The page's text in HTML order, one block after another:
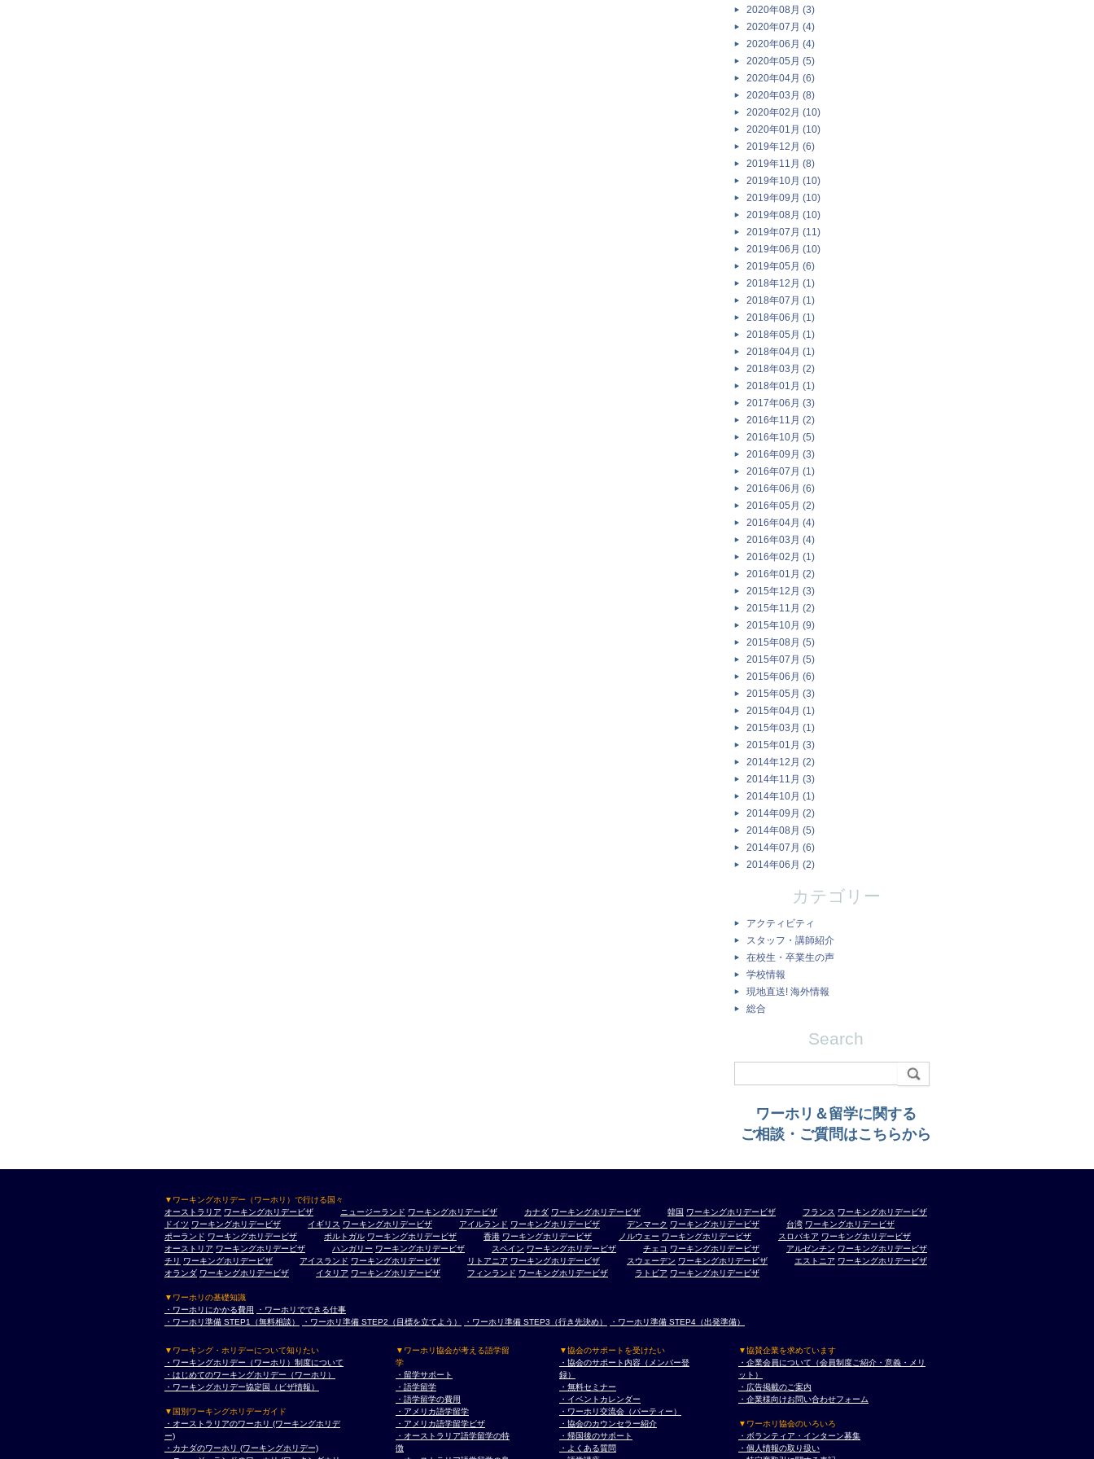
2020年08月 (3)
2020年07月 (4)
2020年06月 (4)
2020年05月 (5)
2020年04月 (6)
2020年03月 (8)
2020年02月 (10)
2020年01月 (10)
2019年12月 (6)
2019年11月 (8)
2019年10月 (10)
2019年09月 (10)
2019年08月 (10)
2019年07月 (11)
2019年06月 (10)
2019年05月 (6)
2018年12月 (1)
2018年07月 (1)
2018年06月 (1)
2018年05月 (1)
2018年04月 (1)
2018年03月 (2)
2018年01月 (1)
2017年06月 (3)
2016年11月 (2)
2016年10月 (5)
2016年09月 (3)
2016年07月 (1)
2016年06月 (6)
2016年05月 (2)
2016年04月 (4)
2016年03月 (4)
2016年02月 (1)
2016年01月 (2)
2015年12月 (3)
2015年11月 (2)
2015年10月 (9)
2015年08月 (5)
2015年07月 (5)
2015年06月 (6)
2015年05月 (3)
2015年04月 (1)
2015年03月 (1)
2015年01月 (3)
2014年12月 (2)
2014年11月 (3)
2014年10月 (1)
2014年09月 (2)
2014年08月 (5)
2014年07月 (6)
2014年06月 (2)
カテゴリー
アクティビティ
スタッフ・講師紹介
在校生・卒業生の声
学校情報
現地直送! 海外情報
総合
Search
ワーホリ＆留学に関する
ご相談・ご質問はこちらから
▼ワーキングホリデー（ワーホリ）で行ける国々
オーストラリア ワーキングホリデービザ ニュージーランド ワーキングホリデービザ カナダ ワーキングホリデービザ 韓国 ワーキングホリデービザ フランス ワーキングホリデービザ
ドイツ ワーキングホリデービザ イギリス ワーキングホリデービザ アイルランド ワーキングホリデービザ デンマーク ワーキングホリデービザ 台湾 ワーキングホリデービザ
ポーランド ワーキングホリデービザ ポルトガル ワーキングホリデービザ 香港 ワーキングホリデービザ ノルウェー ワーキングホリデービザ スロバキア ワーキングホリデービザ
オーストリア ワーキングホリデービザ ハンガリー ワーキングホリデービザ スペイン ワーキングホリデービザ チェコ ワーキングホリデービザ アルゼンチン ワーキングホリデービザ
チリ ワーキングホリデービザ アイスランド ワーキングホリデービザ リトアニア ワーキングホリデービザ スウェーデン ワーキングホリデービザ エストニア ワーキングホリデービザ
オランダ ワーキングホリデービザ イタリア ワーキングホリデービザ フィンランド ワーキングホリデービザ ラトビア ワーキングホリデービザ
▼ワーホリの基礎知識
・ワーホリにかかる費用
・ワーホリでできる仕事
・ワーホリ準備 STEP1（無料相談）
・ワーホリ準備 STEP2（目標を立てよう） ・ワーホリ準備 STEP3（行き先決め） ・ワーホリ準備 STEP4（出発準備）
▼ワーキング・ホリデーについて知りたい
・ワーキングホリデー（ワーホリ）制度について
・はじめてのワーキングホリデー（ワーホリ）
・ワーキングホリデー協定国（ビザ情報）
▼国別ワーキングホリデーガイド
・オーストラリアのワーホリ (ワーキングホリデ
ー)
・カナダのワーホリ (ワーキングホリデー)
▼ワーホリ協会が考える語学留
学
・留学サポート
・語学留学
・語学留学の費用
・アメリカ語学留学
・アメリカ語学留学ビザ
・オーストラリア語学留学の特
徴
▼協会のサポートを受けたい
・協会のサポート内容（メンバー登
録）
・無料セミナー
・イベントカレンダー
・ワーホリ交流会（パーティー）
・協会のカウンセラー紹介
・帰国後のサポート
・よくある質問
▼協賛企業を求めています
・企業会員について（会員制度ご紹介・意義・メリ
ット）
・広告掲載のご案内
・企業様向けお問い合わせフォーム
▼ワーホリ協会のいろいろ
・ボランティア・インターン募集
・個人情報の取り扱い